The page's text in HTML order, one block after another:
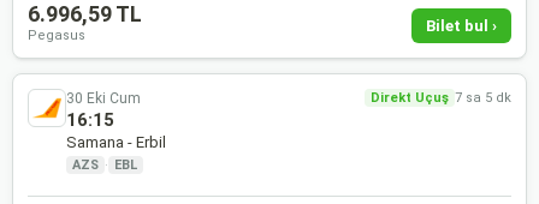
6.996,59 TL
Pegasus
Bilet bul ›
30 Eki Cum Direkt Uçuş 7 sa 5 dk
16:15
Samana - Erbil
AZS · EBL